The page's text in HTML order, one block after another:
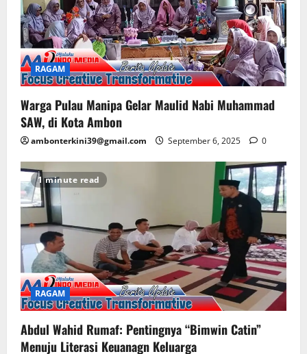
RAGAM
Warga Pulau Manipa Gelar Maulid Nabi Muhammad
SAW, di Kota Ambon
ambonterkini39@gmail.com September 6, 2025 0
1 minute read
RAGAM
Abdul Wahid Rumaf: Pentingnya “Bimwin Catin”
Menuju Literasi Keuanagn Keluarga